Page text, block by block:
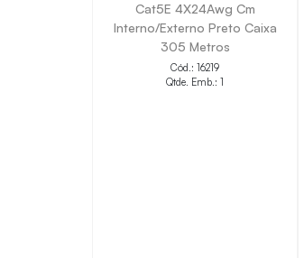
Cat5E 4X24Awg Cm
Interno/Externo Preto Caixa
305 Metros
Cód.: 16219
Qtde. Emb.: 1